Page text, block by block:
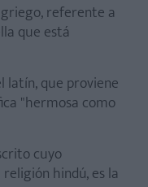
referente a
que está
latín, que proviene
"hermosa como
cuyo
hindú, es la